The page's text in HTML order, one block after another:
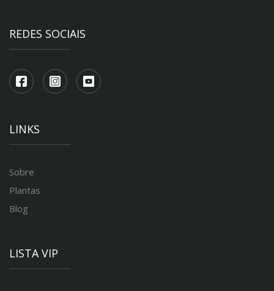
REDES SOCIAIS
LINKS
Sobre
Plantas
Blog
LISTA VIP